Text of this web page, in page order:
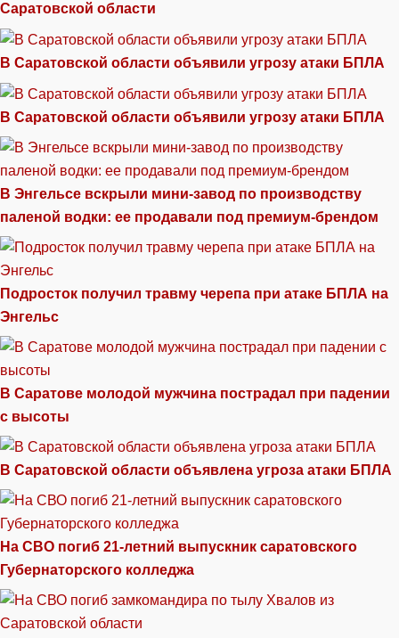
Саратовской области
В Саратовской области объявили угрозу атаки БПЛА
В Саратовской области объявили угрозу атаки БПЛА
В Энгельсе вскрыли мини-завод по производству
паленой водки: ее продавали под премиум-брендом
Подросток получил травму черепа при атаке БПЛА на
Энгельс
В Саратове молодой мужчина пострадал при падении
с высоты
В Саратовской области объявлена угроза атаки БПЛА
На СВО погиб 21-летний выпускник саратовского
Губернаторского колледжа